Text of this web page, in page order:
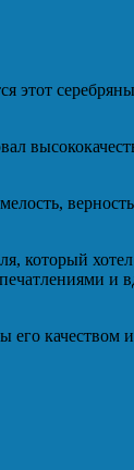
этот
который
и
качеством